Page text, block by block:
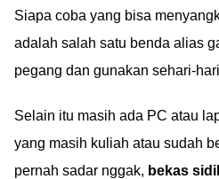
Siapa coba yang bisa
adalah salah satu benda alias
pegang dan gunakan sehari-
Selain itu masih ada PC atau
yang masih kuliah atau sudah
pernah sadar nggak, bekas